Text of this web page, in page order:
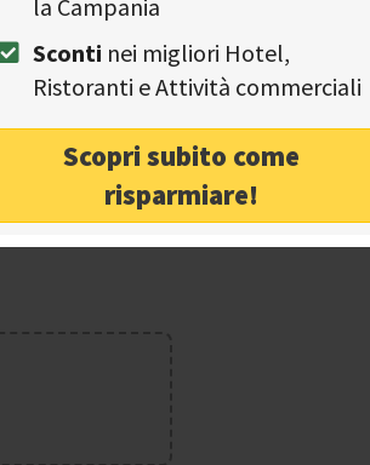
la Campania
Sconti nei migliori Hotel,
Ristoranti e Attività commerciali
Scopri subito come
risparmiare!
❯